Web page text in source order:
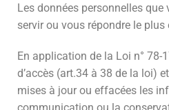
Les données personnelles
servir ou vous répondre le
En application de la Loi n°
d’accès (art.34 à 38 de la loi)
mises à jour ou effacées les